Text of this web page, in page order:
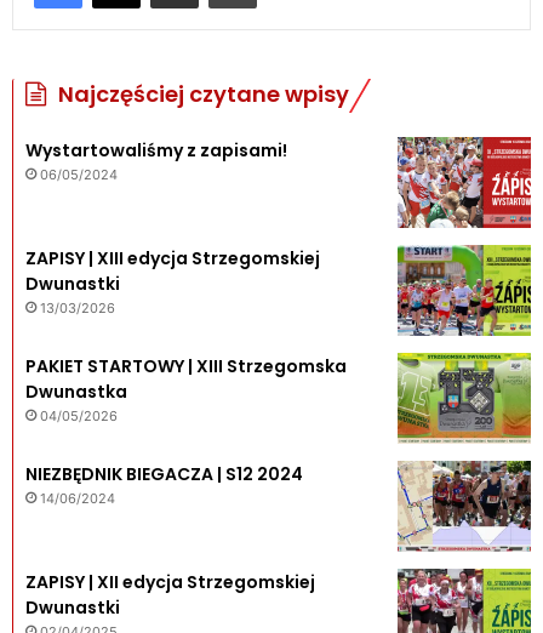
Najczęściej czytane wpisy
Wystartowaliśmy z zapisami!
06/05/2024
ZAPISY | XIII edycja Strzegomskiej
Dwunastki
13/03/2026
PAKIET STARTOWY | XIII Strzegomska
Dwunastka
04/05/2026
NIEZBĘDNIK BIEGACZA | S12 2024
14/06/2024
ZAPISY | XII edycja Strzegomskiej
Dwunastki